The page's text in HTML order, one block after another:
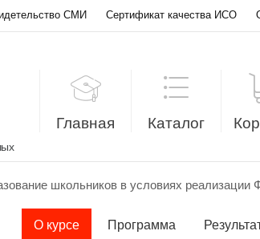
СМИ Сертификат качества ИСО
Главная Каталог
школьников в условиях реализации
О курсе Программа